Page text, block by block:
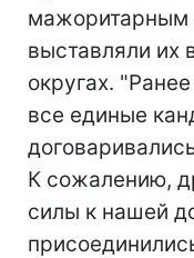
мажоритарным
выставляли их
округах.
все единые
К сожалению,
силы к нашей